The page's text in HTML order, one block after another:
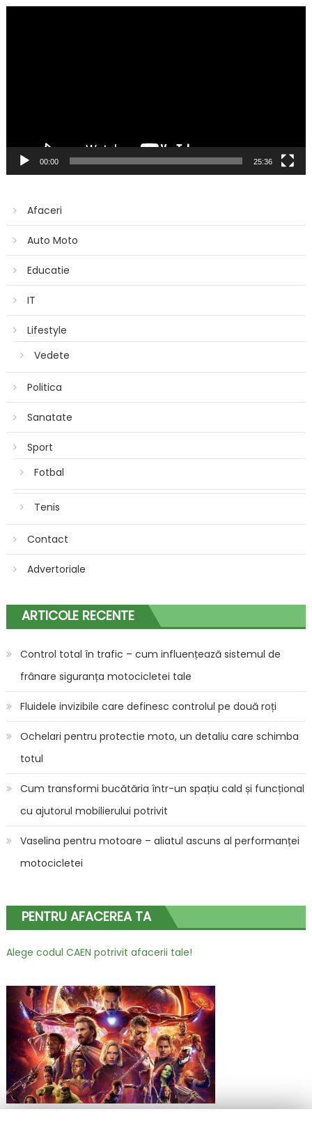
00:00 25:36
Afaceri
Auto Moto
Educatie
IT
Lifestyle
Vedete
Politica
Sanatate
Sport
Fotbal
Tenis
Contact
Advertoriale
ARTICOLE RECENTE
Control total în trafic – cum influențează sistemul de
frânare siguranța motocicletei tale
Fluidele invizibile care definesc controlul pe două roți
Ochelari pentru protectie moto, un detaliu care schimba
totul
Cum transformi bucătăria într-un spațiu cald și funcțional
cu ajutorul mobilierului potrivit
Vaselina pentru motoare – aliatul ascuns al performanței
motocicletei
PENTRU AFACEREA TA
Alege codul CAEN potrivit afacerii tale!